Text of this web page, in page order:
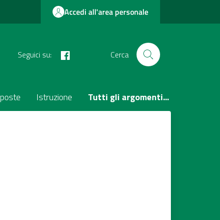
Accedi all'area personale
Seguici su: Cerca
Istruzione Tutti gli argomenti...